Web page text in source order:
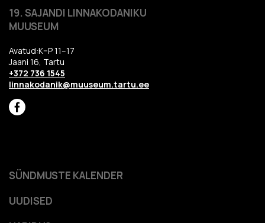
19. SAJANDI LINNAKODANIKU
MUUSEUM
Avatud:K–P 11–17
Jaani 16, Tartu
+372 736 1545
linnakodanik@muuseum.tartu.ee
SÜNDMUSTE KALENDER
UUDISED